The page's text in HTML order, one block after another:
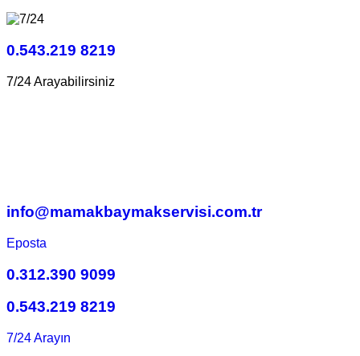
0.543.219 8219
7/24 Arayabilirsiniz
info@mamakbaymakservisi.com.tr
Eposta
0.312.390 9099
0.543.219 8219
7/24 Arayın